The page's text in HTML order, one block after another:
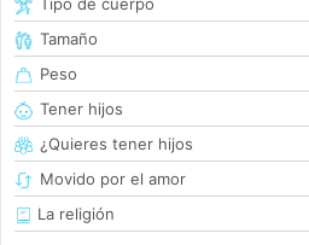
Tamaño
Peso
Tener hijos
¿Quieres tener hijos
Movido por el amor
La religión